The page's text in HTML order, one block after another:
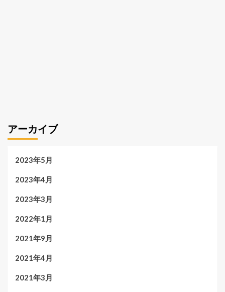
アーカイブ
2023年5月
2023年4月
2023年3月
2022年1月
2021年9月
2021年4月
2021年3月